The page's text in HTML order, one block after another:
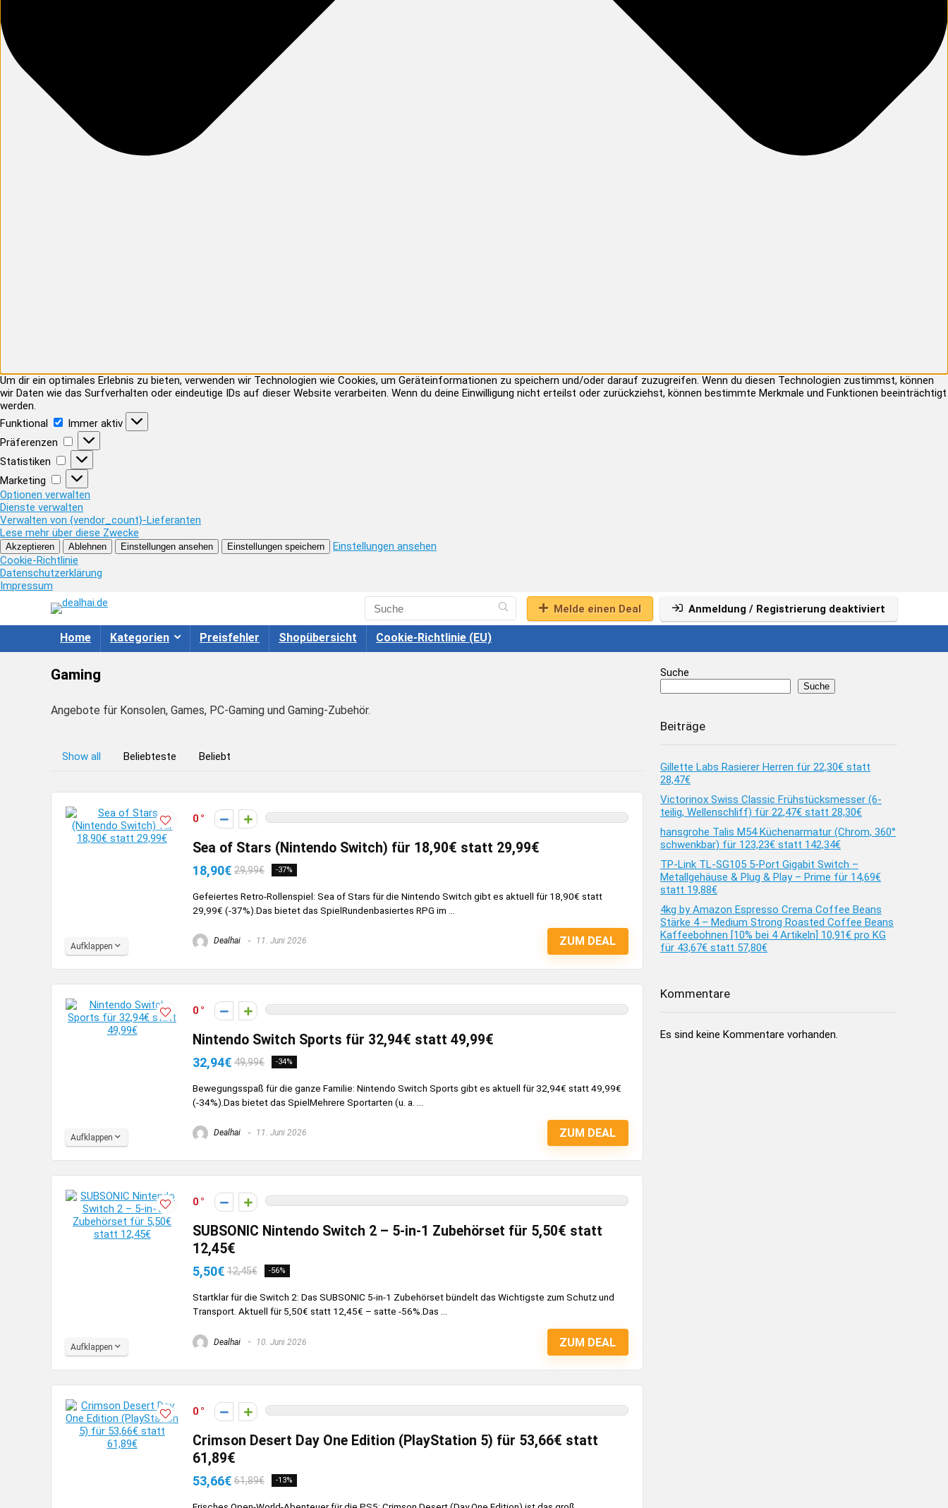
Um dir ein optimales Erlebnis zu bieten, verwenden wir Technologien wie Cookies, um Geräteinformationen zu speichern und/oder darauf zuzugreifen. Wenn du diesen Technologien zustimmst, können
wir Daten wie das Surfverhalten oder eindeutige IDs auf dieser Website verarbeiten. Wenn du deine Einwilligung nicht erteilst oder zurückziehst, können bestimmte Merkmale und Funktionen beeinträchtigt
werden.
Funktional
Funktional
Immer aktiv
Präferenzen
Präferenzen
Statistiken
Statistiken
Marketing
Marketing
Optionen verwalten
Dienste verwalten
Verwalten von {vendor_count}-Lieferanten
Lese mehr über diese Zwecke
Akzeptieren Ablehnen Einstellungen ansehen Einstellungen speichern
Einstellungen ansehen
Cookie-Richtlinie
Datenschutzerklärung
Impressum
Melde einen Deal
Anmeldung / Registrierung deaktiviert
Home Kategorien Preisfehler Shopübersicht Cookie-Richtlinie (EU)
Gaming
Angebote für Konsolen, Games, PC-Gaming und Gaming-Zubehör.
Show all Beliebteste Beliebt
0
Sea of Stars (Nintendo Switch) für 18,90€ statt 29,99€
18,90€ 29,99€ -37%
Gefeiertes Retro-Rollenspiel: Sea of Stars für die Nintendo Switch gibt es aktuell für 18,90€ statt
29,99€ (-37%).Das bietet das SpielRundenbasiertes RPG im ...
Dealhai 11. Juni 2026 ZUM DEAL
Aufklappen
0
Nintendo Switch Sports für 32,94€ statt 49,99€
32,94€ 49,99€ -34%
Bewegungsspaß für die ganze Familie: Nintendo Switch Sports gibt es aktuell für 32,94€ statt 49,99€
(-34%).Das bietet das SpielMehrere Sportarten (u. a. ...
Dealhai 11. Juni 2026 ZUM DEAL
Aufklappen
0
SUBSONIC Nintendo Switch 2 – 5-in-1 Zubehörset für 5,50€ statt
12,45€
5,50€ 12,45€ -56%
Startklar für die Switch 2: Das SUBSONIC 5-in-1 Zubehörset bündelt das Wichtigste zum Schutz und
Transport. Aktuell für 5,50€ statt 12,45€ – satte -56%.Das ...
Dealhai 10. Juni 2026 ZUM DEAL
Aufklappen
0
Crimson Desert Day One Edition (PlayStation 5) für 53,66€ statt
61,89€
53,66€ 61,89€ -13%
Suche
Suche
Beiträge
Gillette Labs Rasierer Herren für 22,30€ statt
28,47€
Victorinox Swiss Classic Frühstücksmesser (6-
teilig, Wellenschliff) für 22,47€ statt 28,30€
hansgrohe Talis M54 Küchenarmatur (Chrom, 360°
schwenkbar) für 123,23€ statt 142,34€
TP-Link TL-SG105 5-Port Gigabit Switch –
Metallgehäuse & Plug & Play – Prime für 14,69€
statt 19,88€
4kg by Amazon Espresso Crema Coffee Beans
Stärke 4 – Medium Strong Roasted Coffee Beans
Kaffeebohnen [10% bei 4 Artikeln] 10,91€ pro KG
für 43,67€ statt 57,80€
Kommentare
Es sind keine Kommentare vorhanden.